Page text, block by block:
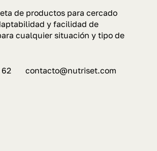
de productos para cercado
y facilidad de
cualquier situación y tipo de
62 contacto@nutriset.com